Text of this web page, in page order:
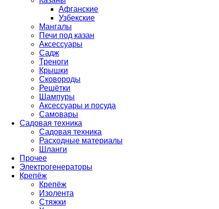
Афганские
Узбекские
Мангалы
Печи под казан
Аксессуары
Садж
Треноги
Крышки
Сковороды
Решётки
Шампуры
Аксессуары и посуда
Самовары
Садовая техника
Садовая техника
Расходные материалы
Шланги
Прочее
Электрогенераторы
Крепёж
Крепёж
Изолента
Стяжки